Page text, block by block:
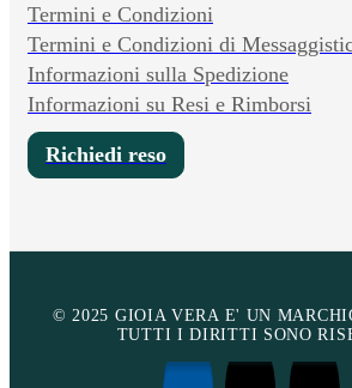
Termini e Condizioni
Termini e Condizioni di
Informazioni sulla Spedizione
Informazioni su Resi e Rimborsi
Richiedi reso
© 2025 GIOIA VERA E' UN
TUTTI I DIRITTI SONO